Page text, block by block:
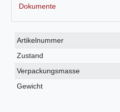
Dokumente
Technisches
Merkmal
Wert
Artikelnummer
Zustand
Verpackungsmasse
Gewicht